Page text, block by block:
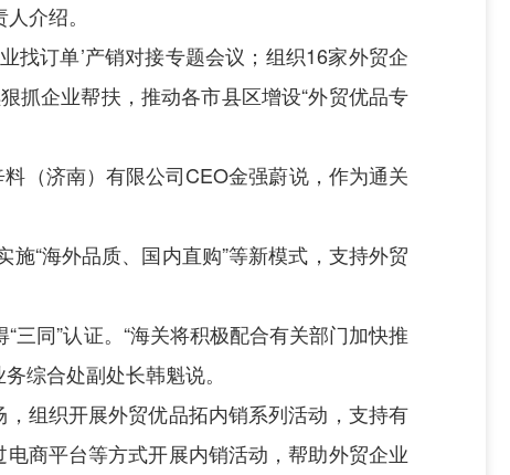
介绍。
找订单’产销对接专题会议；组织16家外贸企
抓企业帮扶，推动各市县区增设“外贸优品专
（济南）有限公司CEO金强蔚说，作为通关
“海外品质、国内直购”等新模式，支持外贸
同”认证。“海关将积极配合有关部门加快推
综合处副处长韩魁说。
组织开展外贸优品拓内销系列活动，支持有
商平台等方式开展内销活动，帮助外贸企业